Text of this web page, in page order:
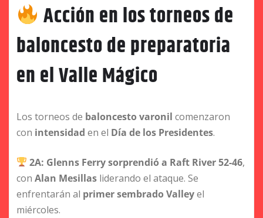
Acción en los torneos de
baloncesto de preparatoria
en el Valle Mágico
Los torneos de baloncesto varonil comenzaron
con intensidad en el Día de los Presidentes.
2A: Glenns Ferry sorprendió a Raft River 52-46,
con Alan Mesillas liderando el ataque. Se
enfrentarán al primer sembrado Valleyel
miércoles.